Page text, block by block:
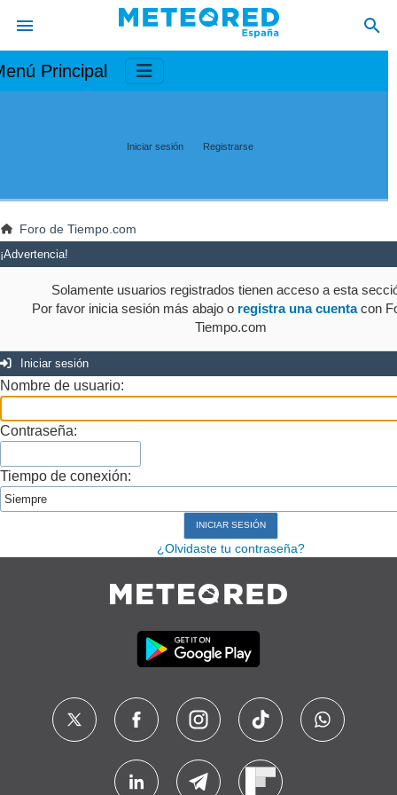
Principal
Iniciar sesión Registrarse
Foro de Tiempo.com
¡Advertencia!
Solamente usuarios registrados tienen acceso a esta
Por favor inicia sesión más abajo o registra una cuentacon
Tiempo.com
Iniciar sesión
Nombre de usuario:
Contraseña:
Tiempo de conexión:
¿Olvidaste tu contraseña?